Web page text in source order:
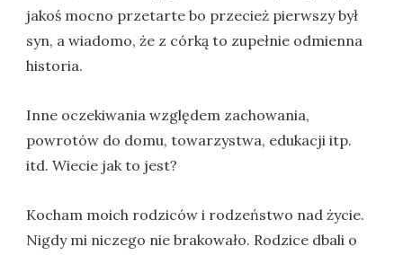
jakoś mocno przetarte bo przecież pierwszy był
syn, a wiadomo, że z córką to zupełnie odmienna
historia.
Inne oczekiwania względem zachowania,
powrotów do domu, towarzystwa, edukacji itp.
itd. Wiecie jak to jest?
Kocham moich rodziców i rodzeństwo nad życie.
Nigdy mi niczego nie brakowało. Rodzice dbali o